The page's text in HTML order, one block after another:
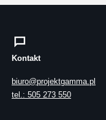
Kontakt
biuro@projektgamma.pl
tel.: 505 273 550